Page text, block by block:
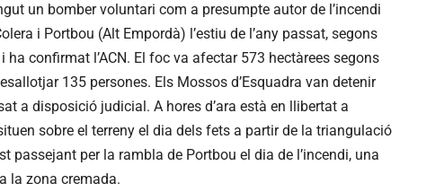
un bomber voluntari com a presumpte autor de l’incendi
i Portbou (Alt Empordà) l’estiu de l’any passat, segons
confirmat l’ACN. El foc va afectar 573 hectàrees segons
135 persones. Els Mossos d’Esquadra van detenir
a disposició judicial. A hores d’ara està en llibertat a
sobre el terreny el dia dels fets a partir de la triangulació
passejant per la rambla de Portbou el dia de l’incendi, una
la zona cremada.